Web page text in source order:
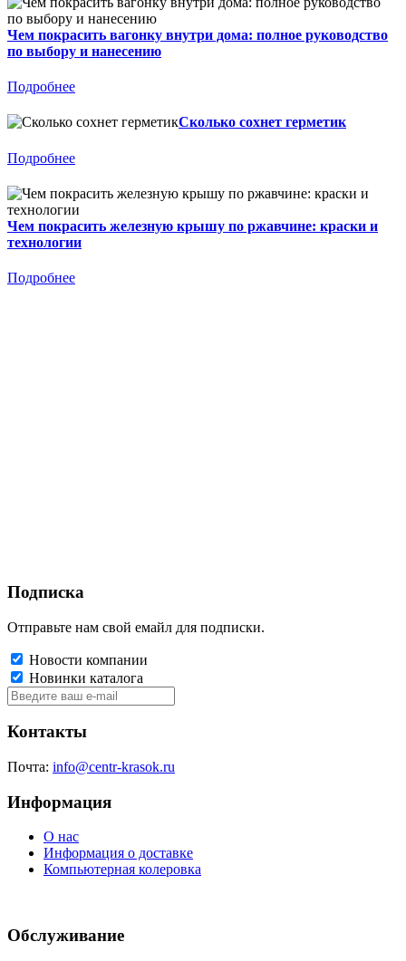
Чем покрасить вагонку внутри дома: полное руководство
по выбору и нанесению
Подробнее
Сколько сохнет герметик
Подробнее
Чем покрасить железную крышу по ржавчине: краски и
технологии
Подробнее
Подписка
Отправьте нам свой емайл для подписки.
Новости компании
Новинки каталога
Контакты
Почта: info@centr-krasok.ru
Информация
О нас
Информация о доставке
Компьютерная колеровка
Обслуживание